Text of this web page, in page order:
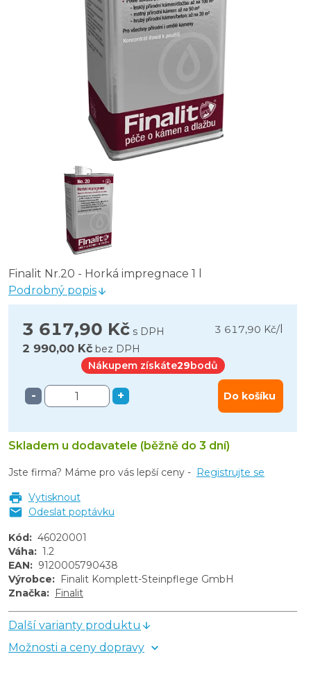
Finalit Nr.23 - Lesklá impregnace na vodní bázi 1 l
Finalit Nr.25 - Premium impregnace (protiskluzná) 1 l
Finalit Nr.30 - Vysoce lesklá impregnace pro kovy, sklo,
Finalit Nr.20 - Horká impregnace 1 l
Podrobný popis
3 617,90 Kč s DPH 3 617,90 Kč/
2 990,00 Kč bez DPH
Nákupem získáte29bodů
- + Do košíku
Skladem u dodavatele (běžně do 3 dní)
Jste firma? Máme pro vás lepší ceny - Registrujte se
Vytisknout
Odeslat poptávku
Kód: 46020001
Váha: 1.2
EAN: 9120005790438
Výrobce: Finalit Komplett-Steinpflege GmbH
Značka: Finalit
Další varianty produktu
Možnosti a ceny dopravy